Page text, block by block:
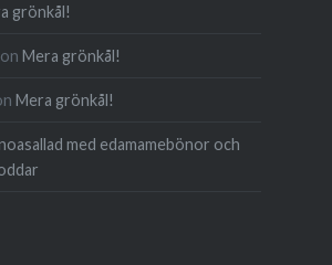
grönkål!
Mera grönkål!
Mera grönkål!
med edamame­bönor och